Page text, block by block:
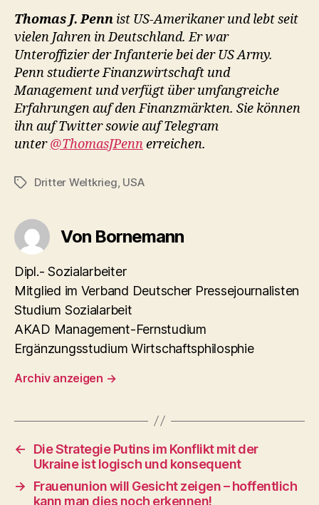
Thomas J. Penn ist US-Amerikaner und lebt seit
vielen Jahren in Deutschland. Er war
Unteroffizier der Infanterie bei der US Army.
Penn studierte Finanzwirtschaft und
Management und verfügt über umfangreiche
Erfahrungen auf den Finanzmärkten. Sie können
ihn auf Twitter sowie auf Telegram
unter@ThomasJPennerreichen.
Schlagwörter
Dritter Weltkrieg USA
Von Bornemann
Dipl.- Sozialarbeiter
Mitglied im Verband Deutscher Pressejournalisten
Studium Sozialarbeit
AKAD Management-Fernstudium
Ergänzungsstudium Wirtschaftsphilosphie
Archiv anzeigen →
←
Die Strategie Putins im Konflikt mit der
Ukraine ist logisch und konsequent
→
Frauenunion will Gesicht zeigen – hoffentlich
kann man dies noch erkennen!